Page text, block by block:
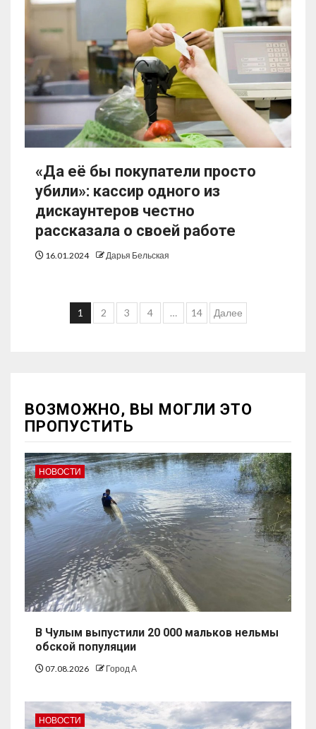
«Да её бы покупатели просто
убили»: кассир одного из
дискаунтеров честно
рассказала о своей работе
16.01.2024 Дарья Бельская
1 2 3 4 … 14 Далее
ВОЗМОЖНО, ВЫ МОГЛИ ЭТО
ПРОПУСТИТЬ
НОВОСТИ
В Чулым выпустили 20 000 мальков нельмы
обской популяции
07.08.2026 Город А
НОВОСТИ